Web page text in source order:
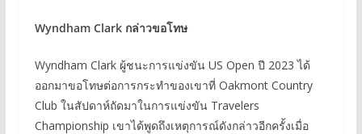
Wyndham Clark กล่าวขอโทษ
Wyndham Clark ผู้ชนะการแข่งขัน US Open ปี 2023 ได้
ออกมาขอโทษต่อการกระทำของเขาที่ Oakmont Country
Club ในสัปดาห์ถัดมาในการแข่งขัน Travelers
Championship เขาได้พูดถึงเหตุการณ์ดังกล่าวอีกครั้งเมื่อ